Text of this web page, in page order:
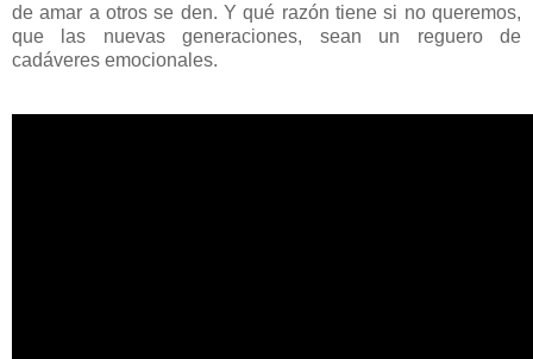
de amar a otros se den. Y qué razón tiene si no queremos,
que las nuevas generaciones, sean un reguero de
cadáveres emocionales.